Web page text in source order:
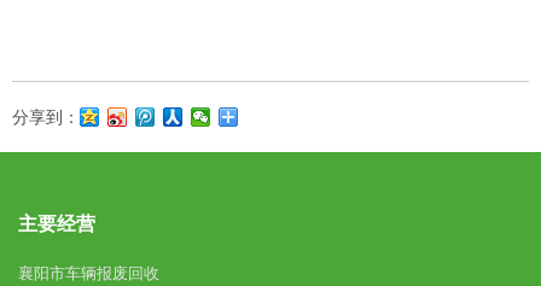
分享到：
主要经营
襄阳市车辆报废回收